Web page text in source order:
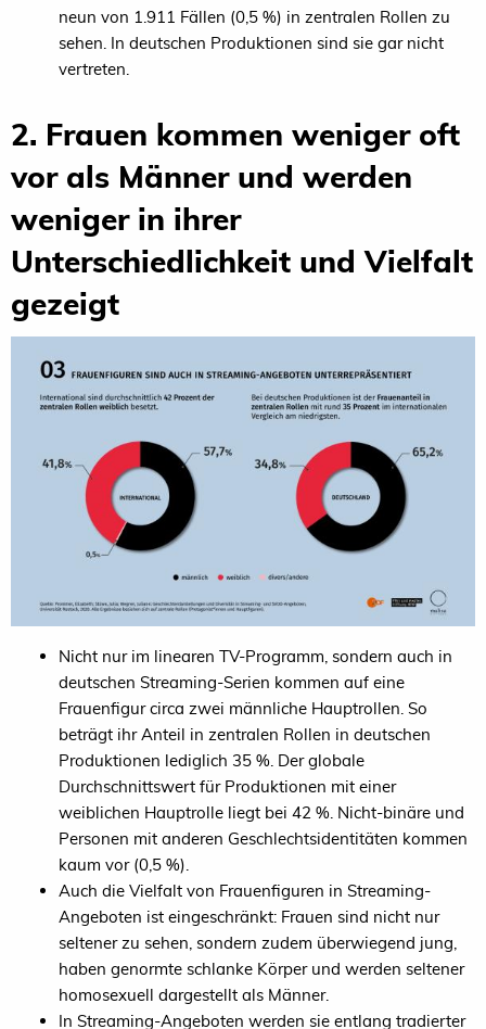
neun von 1.911 Fällen (0,5 %) in zentralen Rollen zu
sehen. In deutschen Produktionen sind sie gar nicht
vertreten.
2. Frauen kommen weniger oft
vor als Männer und werden
weniger in ihrer
Unterschiedlichkeit und Vielfalt
gezeigt
Nicht nur im linearen TV-Programm, sondern auch in
deutschen Streaming-Serien kommen auf eine
Frauenfigur circa zwei männliche Hauptrollen. So
beträgt ihr Anteil in zentralen Rollen in deutschen
Produktionen lediglich 35 %. Der globale
Durchschnittswert für Produktionen mit einer
weiblichen Hauptrolle liegt bei 42 %. Nicht-binäre und
Personen mit anderen Geschlechtsidentitäten kommen
kaum vor (0,5 %).
Auch die Vielfalt von Frauenfiguren in Streaming-
Angeboten ist eingeschränkt: Frauen sind nicht nur
seltener zu sehen, sondern zudem überwiegend jung,
haben genormte schlanke Körper und werden seltener
homosexuell dargestellt als Männer.
In Streaming-Angeboten werden sie entlang tradierter